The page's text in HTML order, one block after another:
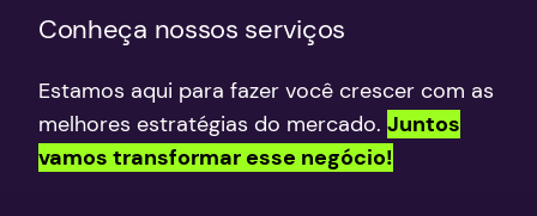
Conheça nossos serviços
Estamos aqui para fazer você crescer com as
melhores estratégias do mercado. Juntos
vamos transformar esse negócio!